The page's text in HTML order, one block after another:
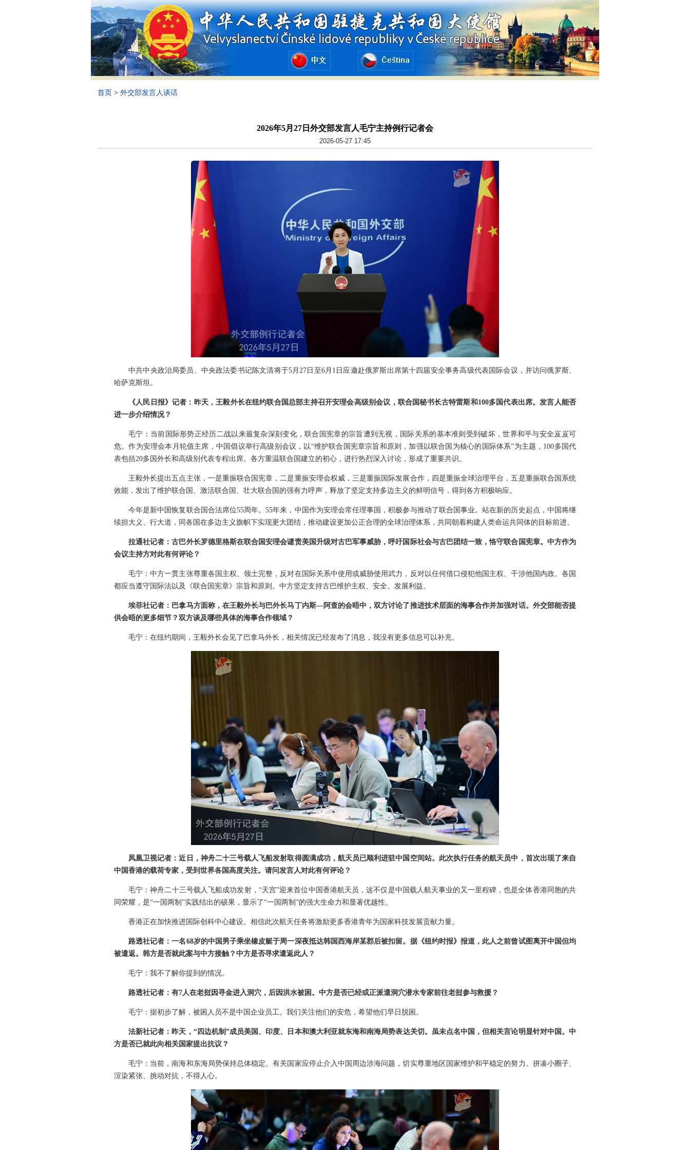
首页 > 外交部发言人谈话
2026年5月27日外交部发言人毛宁主持例行记者会
2026-05-27 17:45
中共中央政治局委员、中央政法委书记陈文清将于5月27日至6月1日应邀赴俄罗斯出席第十四届安全事务高级代表国际会议，并访问俄罗斯、
哈萨克斯坦。
《人民日报》记者：昨天，王毅外长在纽约联合国总部主持召开安理会高级别会议，联合国秘书长古特雷斯和100多国代表出席。发言人能否
进一步介绍情况？
毛宁：当前国际形势正经历二战以来最复杂深刻变化，联合国宪章的宗旨遭到无视，国际关系的基本准则受到破坏，世界和平与安全岌岌可
危。作为安理会本月轮值主席，中国倡议举行高级别会议，以“维护联合国宪章宗旨和原则，加强以联合国为核心的国际体系”为主题，100多国代
表包括20多国外长和高级别代表专程出席。各方重温联合国建立的初心，进行热烈深入讨论，形成了重要共识。
王毅外长提出五点主张，一是重振联合国宪章，二是重振安理会权威，三是重振国际发展合作，四是重振全球治理平台，五是重振联合国系统
效能，发出了维护联合国、激活联合国、壮大联合国的强有力呼声，释放了坚定支持多边主义的鲜明信号，得到各方积极响应。
今年是新中国恢复联合国合法席位55周年。55年来，中国作为安理会常任理事国，积极参与推动了联合国事业。站在新的历史起点，中国将继
续担大义、行大道，同各国在多边主义旗帜下实现更大团结，推动建设更加公正合理的全球治理体系，共同朝着构建人类命运共同体的目标前进。
拉通社记者：古巴外长罗德里格斯在联合国安理会谴责美国升级对古巴军事威胁，呼吁国际社会与古巴团结一致，恪守联合国宪章。中方作为
会议主持方对此有何评论？
毛宁：中方一贯主张尊重各国主权、领土完整，反对在国际关系中使用或威胁使用武力，反对以任何借口侵犯他国主权、干涉他国内政。各国
都应当遵守国际法以及《联合国宪章》宗旨和原则。中方坚定支持古巴维护主权、安全、发展利益。
埃菲社记者：巴拿马方面称，在王毅外长与巴外长马丁内斯—阿查的会晤中，双方讨论了推进技术层面的海事合作并加强对话。外交部能否提
供会晤的更多细节？双方谈及哪些具体的海事合作领域？
毛宁：在纽约期间，王毅外长会见了巴拿马外长，相关情况已经发布了消息，我没有更多信息可以补充。
凤凰卫视记者：近日，神舟二十三号载人飞船发射取得圆满成功，航天员已顺利进驻中国空间站。此次执行任务的航天员中，首次出现了来自
中国香港的载荷专家，受到世界各国高度关注。请问发言人对此有何评论？
毛宁：神舟二十三号载人飞船成功发射，“天宫”迎来首位中国香港航天员，这不仅是中国载人航天事业的又一里程碑，也是全体香港同胞的共
同荣耀，是“一国两制”实践结出的硕果，显示了“一国两制”的强大生命力和显著优越性。
香港正在加快推进国际创科中心建设。相信此次航天任务将激励更多香港青年为国家科技发展贡献力量。
路透社记者：一名68岁的中国男子乘坐橡皮艇于周一深夜抵达韩国西海岸某郡后被扣留。据《纽约时报》报道，此人之前曾试图离开中国但均
被遣返。韩方是否就此案与中方接触？中方是否寻求遣返此人？
毛宁：我不了解你提到的情况。
路透社记者：有7人在老挝因寻金进入洞穴，后因洪水被困。中方是否已经或正派遣洞穴潜水专家前往老挝参与救援？
毛宁：据初步了解，被困人员不是中国企业员工。我们关注他们的安危，希望他们早日脱困。
法新社记者：昨天，“四边机制”成员美国、印度、日本和澳大利亚就东海和南海局势表达关切。虽未点名中国，但相关言论明显针对中国。中
方是否已就此向相关国家提出抗议？
毛宁：当前，南海和东海局势保持总体稳定。有关国家应停止介入中国周边涉海问题，切实尊重地区国家维护和平稳定的努力。拼凑小圈子、
渲染紧张、挑动对抗，不得人心。